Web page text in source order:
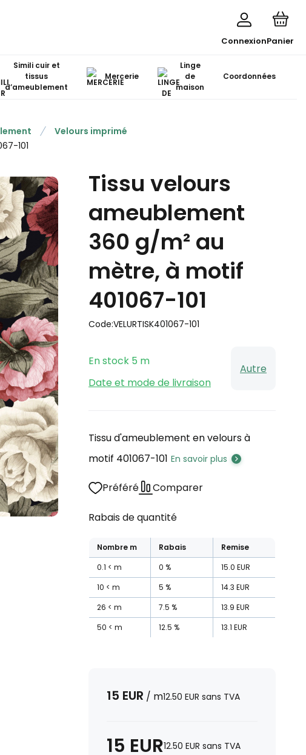
ConnexionPanier
Simili cuir et
tissus
d’ameublement
Mercerie
Linge
de
maison
Coordonnées
Velours imprimé
101
Tissu velours
ameublement
360 g/m² au
mètre, à motif
401067-101
Code:VELURTISK401067-101
En stock 5 m
Date et mode de livraison
Autre
Tissu d'ameublement en velours à
motif 401067-101 En savoir plus
Préféré Comparer
Rabais de quantité
Nombre m Rabais
Remise
0.1
m 0 % 15.0 EUR
10
m 5 % 14.3 EUR
26
m 7.5 % 13.9 EUR
50
m 12.5 % 13.1 EUR
15 EUR / m12.50 EUR sans TVA
15 EUR12.50 EUR sans TVA